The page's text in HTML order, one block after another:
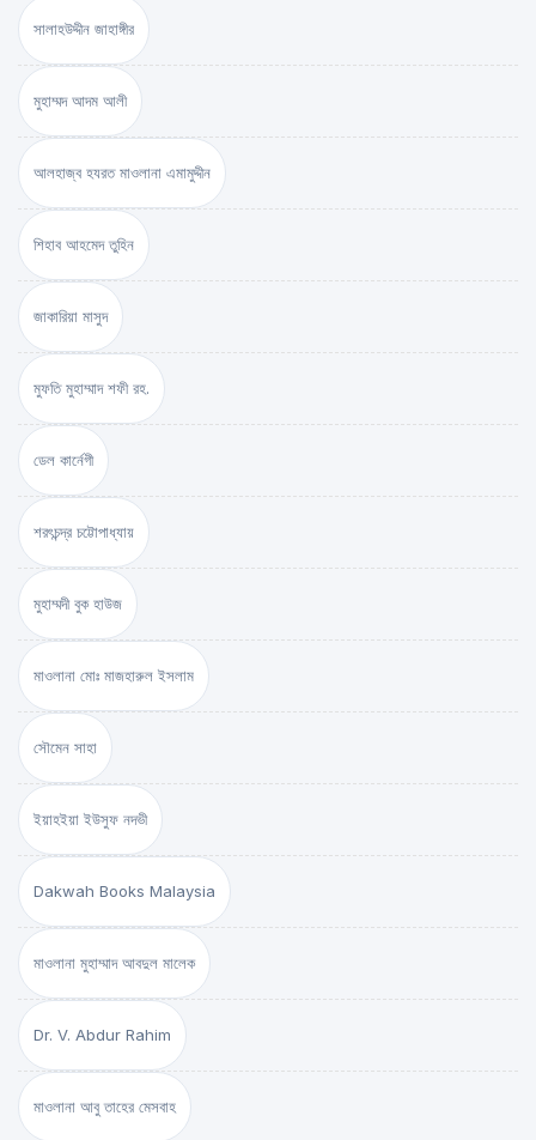
সালাহউদ্দীন জাহাঙ্গীর
মুহাম্মদ আদম আলী
আলহাজ্ব হযরত মাওলানা এমামুদ্দীন
শিহাব আহমেদ তুহিন
জাকারিয়া মাসুদ
মুফতি মুহাম্মাদ শফী রহ.
ডেল কার্নেগী
শরৎচন্দ্র চট্টোপাধ্যায়
মুহাম্মদী বুক হাউজ
মাওলানা মোঃ মাজহারুল ইসলাম
সৌমেন সাহা
ইয়াহইয়া ইউসুফ নদভী
Dakwah Books Malaysia
মাওলানা মুহাম্মাদ আবদুল মালেক
Dr. V. Abdur Rahim
মাওলানা আবু তাহের মেসবাহ